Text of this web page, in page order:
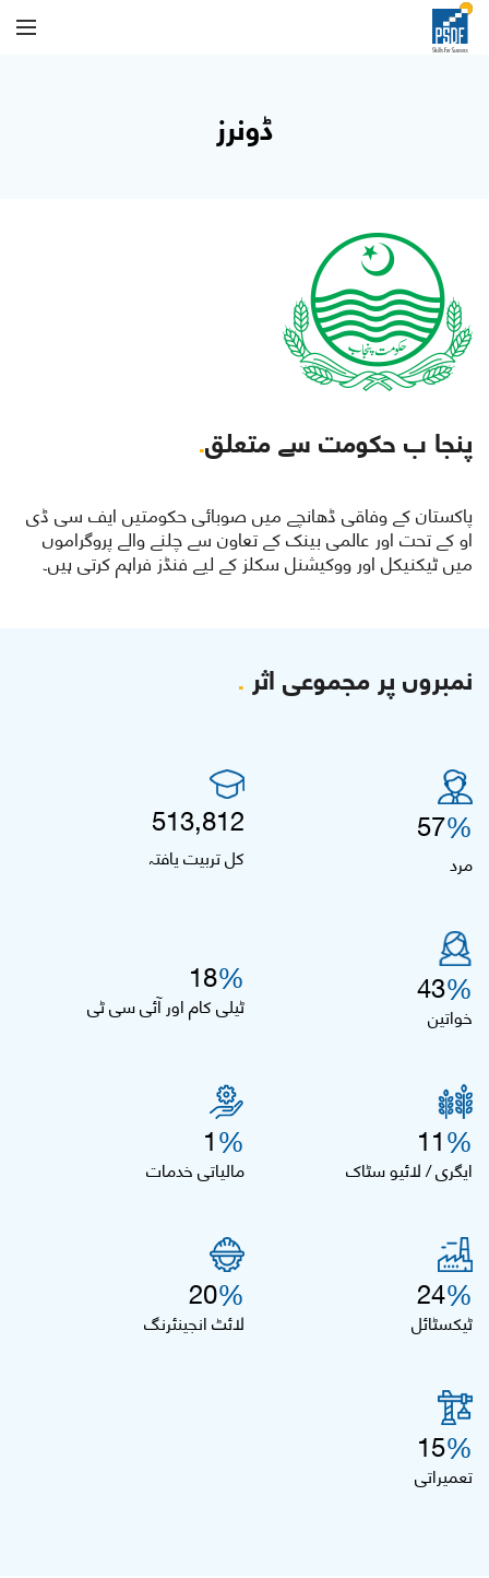
ڈونرز
پنجا ب حکومت سے متعلق.
پاکستان کے وفاقی ڈھانچے میں صوبائی حکومتیں ایف سی ڈی
او کے تحت اور عالمی بینک کے تعاون سے چلنے والے پروگراموں
میں ٹیکنیکل اور ووکیشنل سکلز کے لیے فنڈز فراہم کرتی ہیں۔
نمبروں پر مجموعی اثر.
57%
مرد
513,812
کل تربیت یافتہ
43%
خواتین
18%
ٹیلی کام اور آئی سی ٹی
11%
ایگری / لائیو سٹاک
1%
مالیاتی خدمات
24%
ٹیکسٹائل
20%
لائٹ انجینئرنگ
15%
تعمیراتی